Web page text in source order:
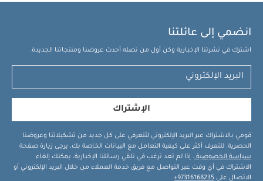
انضمي إلى عائلتنا
اشترك في نشرتنا الإخبارية وكن أول من تصله أحدث عروضنا ومنتجاتنا الجديدة.
الإشتراك
قومي بالاشتراك عبر البريد الإلكتروني لتتعرفي على كل جديد من تشكيلاتنا وعروضنا
الحصرية. للتعرف أكثر على كيفية التعامل مع البيانات الخاصة بك، يرجى زيارة صفحة
سياسة الخصوصية . إذا لم تعد ترغب في تلقي رسائلنا الإخبارية، يمكنك إلغاء
الاشتراك في أي وقت عبر التواصل مع فريق خدمة العملاء من خلال البريد الإلكتروني أو
الاتصال على 97316168235+
.